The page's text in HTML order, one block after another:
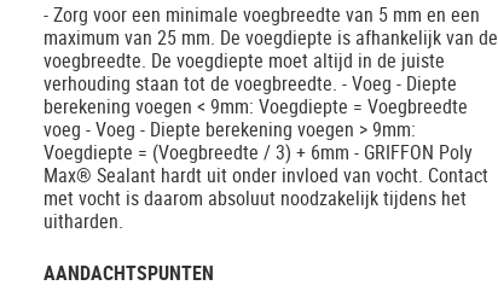
- Zorg voor een minimale voegbreedte van 5 mm en een
maximum van 25 mm. De voegdiepte is afhankelijk van de
voegbreedte. De voegdiepte moet altijd in de juiste
verhouding staan tot de voegbreedte. - Voeg - Diepte
berekening voegen < 9mm: Voegdiepte = Voegbreedte
voeg - Voeg - Diepte berekening voegen > 9mm:
Voegdiepte = (Voegbreedte / 3) + 6mm - GRIFFON Poly
Max® Sealant hardt uit onder invloed van vocht. Contact
met vocht is daarom absoluut noodzakelijk tijdens het
uitharden.
AANDACHTSPUNTEN